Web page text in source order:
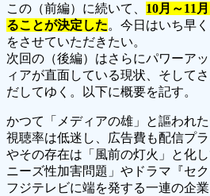
この（前編）に続いて、 10月～11
ることが決定した。今日はいち早
をさせていただきたい。
次回の（後編）はさらにパワーア
ィアが直面している現状、そして
だしてゆく。以下に概要を記す。
かつて「メディアの雄」と謳われ
視聴率は低迷し、広告費も配信プ
やその存在は「風前の灯火」と化
ニーズ性加害問題」やドラマ『セ
フジテレビに端を発する一連の企